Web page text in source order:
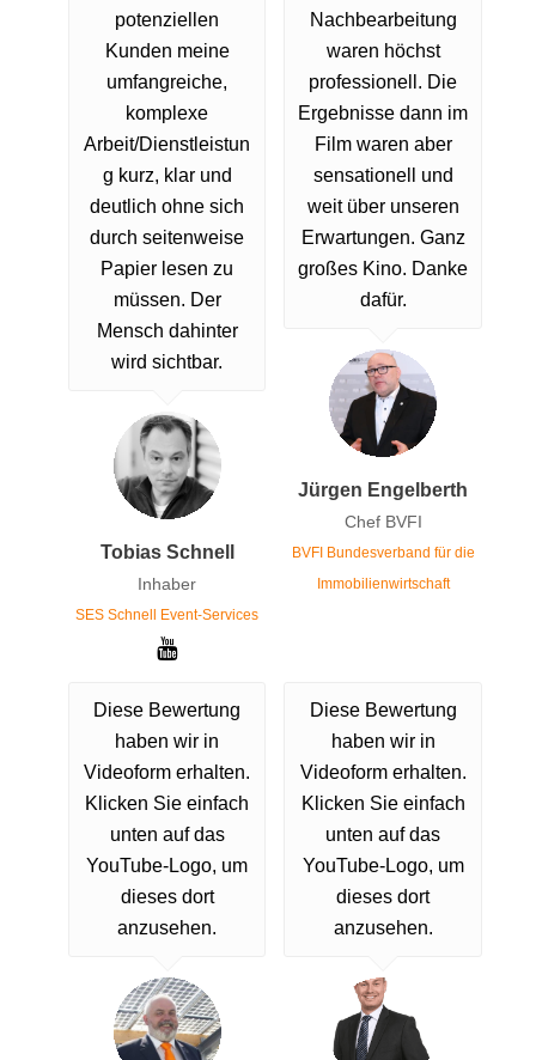
potenziellen
Kunden meine
umfangreiche,
komplexe
Arbeit/Dienstleistun
g kurz, klar und
deutlich ohne sich
durch seitenweise
Papier lesen zu
müssen. Der
Mensch dahinter
wird sichtbar.
Tobias Schnell
Inhaber
SES Schnell Event-Services
Nachbearbeitung
waren höchst
professionell. Die
Ergebnisse dann im
Film waren aber
sensationell und
weit über unseren
Erwartungen. Ganz
großes Kino. Danke
dafür.
Jürgen Engelberth
Chef BVFI
BVFI Bundesverband für die
Immobilienwirtschaft
Diese Bewertung
haben wir in
Videoform erhalten.
Klicken Sie einfach
unten auf das
YouTube-Logo, um
dieses dort
anzusehen.
Diese Bewertung
haben wir in
Videoform erhalten.
Klicken Sie einfach
unten auf das
YouTube-Logo, um
dieses dort
anzusehen.